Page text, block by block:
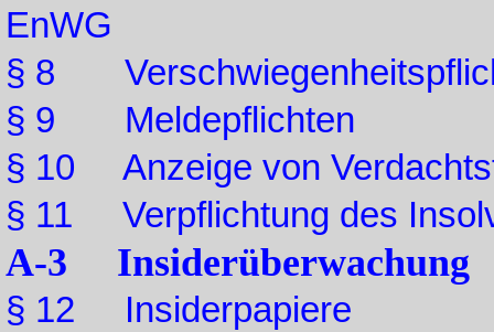
EnWG
§ 8
§ 9 Meldepflichten
§ 10 Anzeige von
§ 11 Verpflichtung des
A-3 Insiderüberwachung
§ 12 Insiderpapiere